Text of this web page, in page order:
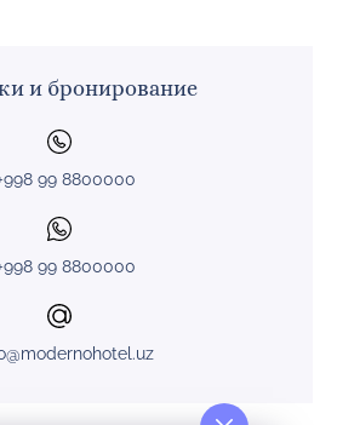
и бронирование
99 8800000
99 8800000